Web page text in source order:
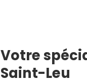
Votre
Saint-Leu